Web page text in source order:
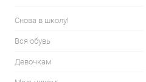
Снова в школу!
Вся обувь
Девочкам